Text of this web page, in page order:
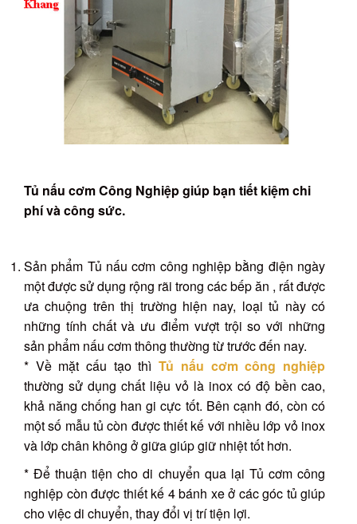
Tủ nấu cơm Công Nghiệp giúp bạn tiết kiệm chi
phí và công sức.
Sản phẩm Tủ nấu cơm công nghiệp bằng điện ngày
một được sử dụng rộng rãi trong các bếp ăn , rất được
ưa chuộng trên thị trường hiện nay, loại tủ này có
những tính chất và ưu điểm vượt trội so với những
sản phẩm nấu cơm thông thường từ trước đến nay.
* Về mặt cấu tạo thìTủ nấu cơm công nghiệp
thường sử dụng chất liệu vỏ là inox có độ bền cao,
khả năng chống han gi cực tốt. Bên cạnh đó, còn có
một số mẫu tủ còn được thiết kế với nhiều lớp vỏ inox
và lớp chân không ở giữa giúp giữ nhiệt tốt hơn.
* Để thuận tiện cho di chuyển qua lại Tủ cơm công
nghiệp còn được thiết kế 4 bánh xe ở các góc tủ giúp
cho việc di chuyển, thay đổi vị trí tiện lợi.